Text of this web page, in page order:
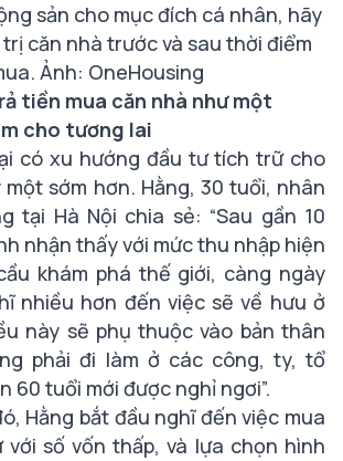
sản cho mục đích cá nhân, hãy
căn nhà trước và sau thời điểm
Ảnh: OneHousing
tiền mua căn nhà như một
cho tương lai
có xu hướng đầu tư tích trữ cho
sớm hơn. Hằng, 30 tuổi, nhân
tại Hà Nội chia sẻ: “Sau gần 10
nhận thấy với mức thu nhập hiện
khám phá thế giới, càng ngày
nhiều hơn đến việc sẽ về hưu ở
này sẽ phụ thuộc vào bản thân
phải đi làm ở các công, ty, tổ
60 tuổi mới được nghỉ ngơi”.
Hằng bắt đầu nghĩ đến việc mua
số vốn thấp, và lựa chọn hình